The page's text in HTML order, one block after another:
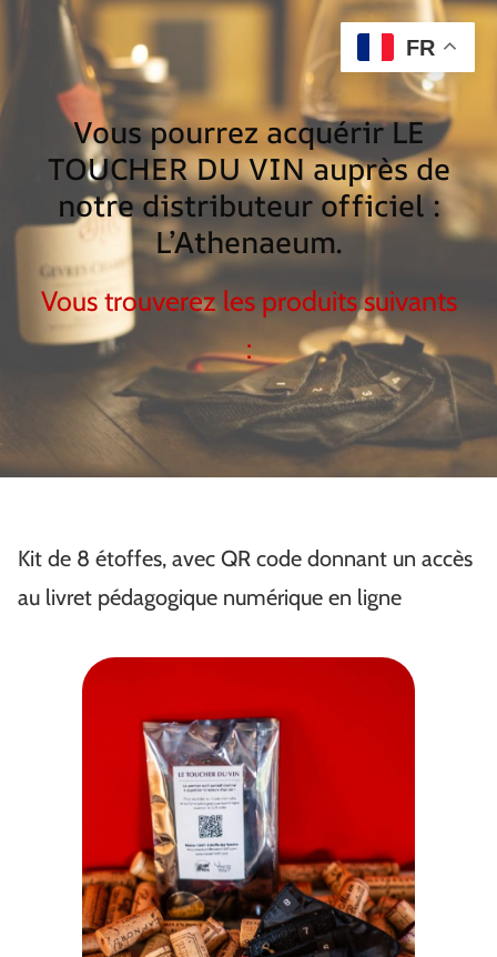
Vous pourrez acquérir LE
TOUCHER DU VIN auprès de
notre distributeur officiel :
L’Athenaeum.
Vous trouverez les produits suivants
:
Kit de 8 étoffes, avec QR code donnant un accès
au livret pédagogique numérique en ligne
FR